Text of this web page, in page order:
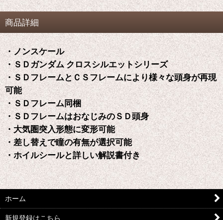
商品詳細
・ノンスケール
・ＳＤガンダム クロスシルエットシリーズ
・ＳＤフレームとＣＳフレームにより様々な頭身が再現
可能
・ＳＤフレーム同梱
・ＳＤフレームはおなじみのＳＤ頭身
・大気圏突入形態に変形可能
・差し替えで瞳の有無が選択可能
・ホイルシールと詳しい解説書付き
ホーム
新規登録はこちら